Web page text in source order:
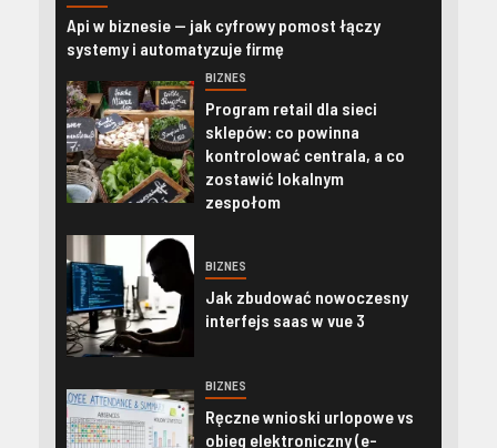
Api w biznesie — jak cyfrowy pomost łączy
systemy i automatyzuje firmę
BIZNES
Program retail dla sieci
sklepów: co powinna
kontrolować centrala, a co
zostawić lokalnym
zespołom
BIZNES
Jak zbudować nowoczesny
interfejs saas w vue 3
BIZNES
Ręczne wnioski urlopowe vs
obieg elektroniczny (e-